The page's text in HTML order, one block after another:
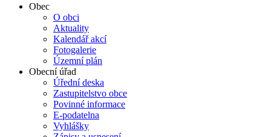
Obec
O obci
Aktuality
Kalendář akcí
Fotogalerie
Územní plán
Obecní úřad
Úřední deska
Zastupitelstvo obce
Povinné informace
E-podatelna
Vyhlášky